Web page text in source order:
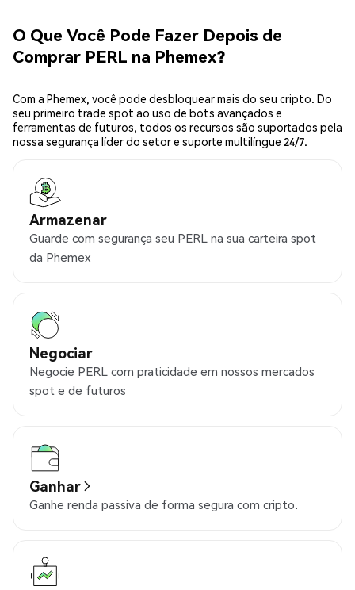
O Que Você Pode Fazer Depois de
Comprar PERL na Phemex?
Com a Phemex, você pode desbloquear mais do seu cripto. Do
seu primeiro trade spot ao uso de bots avançados e
ferramentas de futuros, todos os recursos são suportados pela
nossa segurança líder do setor e suporte multilíngue 24/7.
Armazenar
Guarde com segurança seu PERL na sua carteira spot
da Phemex
Negociar
Negocie PERL com praticidade em nossos mercados
spot e de futuros
Ganhar
Ganhe renda passiva de forma segura com cripto.